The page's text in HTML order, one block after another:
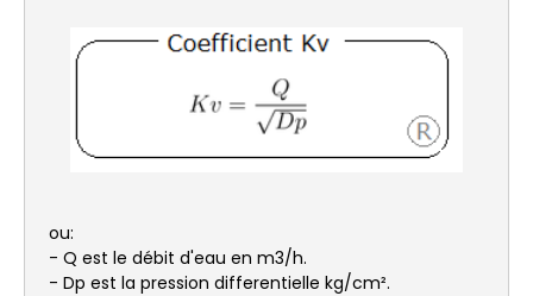
ou:
- Q est le débit d'eau en m3/h.
- Dp est la pression differentielle kg/cm².